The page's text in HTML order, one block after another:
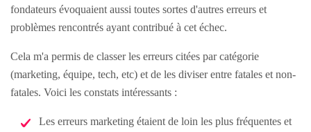
fondateurs évoquaient aussi toutes sortes d'autres erreurs et
problèmes rencontrés ayant contribué à cet échec.
Cela m'a permis de classer les erreurs citées par catégorie
(marketing, équipe, tech, etc) et de les diviser entre fatales et non-
fatales. Voici les constats intéressants :
Les erreurs marketing étaient de loin les plus fréquentes et